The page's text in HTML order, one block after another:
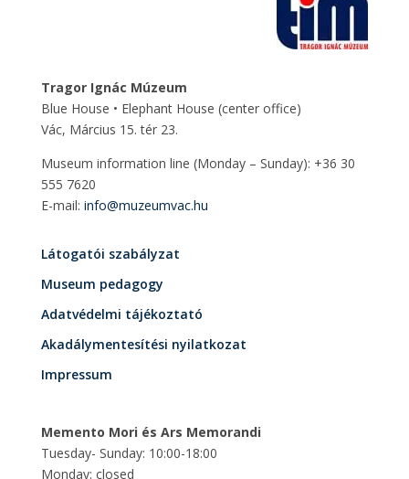
Tragor Ignác Múzeum
Blue House • Elephant House (center office)
Vác, Március 15. tér 23.
Museum information line (Monday – Sunday): +36 30
555 7620
E-mail: info@muzeumvac.hu
Látogatói szabályzat
Museum pedagogy
Adatvédelmi tájékoztató
Akadálymentesítési nyilatkozat
Impressum
Memento Mori és Ars Memorandi
Tuesday- Sunday: 10:00-18:00
Monday: closed